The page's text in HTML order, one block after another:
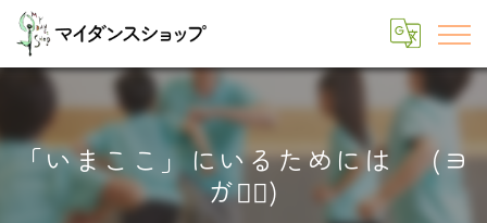
「いまここ」にいるためには (ヨ
ガ🧘‍♀️)